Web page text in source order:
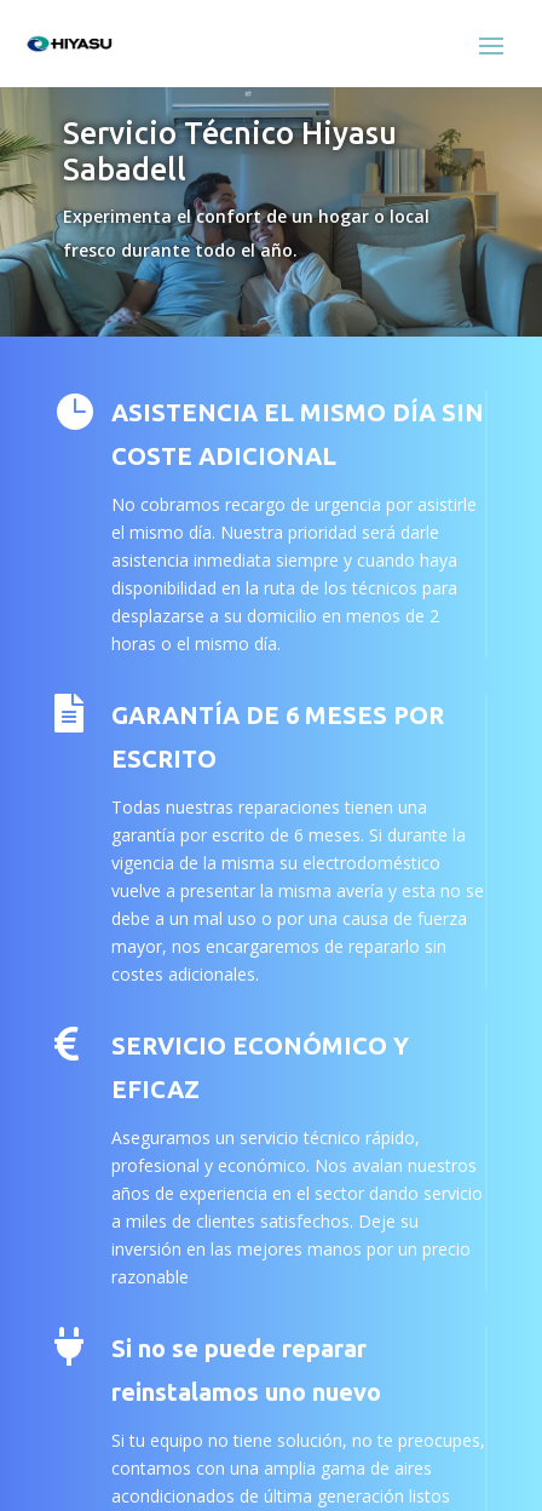
Servicio Técnico Hiyasu
Sabadell
Experimenta el confort de un hogar o local
fresco durante todo el año.

ASISTENCIA EL MISMO DÍA SIN
COSTE ADICIONAL
No cobramos recargo de urgencia por asistirle
el mismo día. Nuestra prioridad será darle
asistencia inmediata siempre y cuando haya
disponibilidad en la ruta de los técnicos para
desplazarse a su domicilio en menos de 2
horas o el mismo día.

GARANTÍA DE 6 MESES POR
ESCRITO
Todas nuestras reparaciones tienen una
garantía por escrito de 6 meses. Si durante la
vigencia de la misma su electrodoméstico
vuelve a presentar la misma avería y esta no se
debe a un mal uso o por una causa de fuerza
mayor, nos encargaremos de repararlo sin
costes adicionales.

SERVICIO ECONÓMICO Y
EFICAZ
Aseguramos un servicio técnico rápido,
profesional y económico. Nos avalan nuestros
años de experiencia en el sector dando servicio
a miles de clientes satisfechos. Deje su
inversión en las mejores manos por un precio
razonable

Si no se puede reparar
reinstalamos uno nuevo
Si tu equipo no tiene solución, no te preocupes,
contamos con una amplia gama de aires
acondicionados de última generación listos